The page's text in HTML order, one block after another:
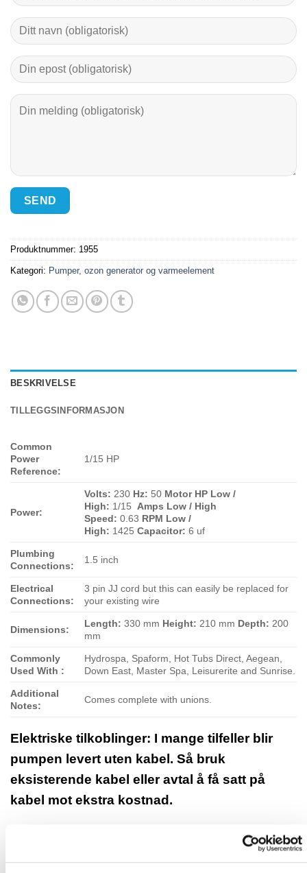
Produktnummer: 1955
Kategori: Pumper, ozon generator og varmeelement
BESKRIVELSE
TILLEGGSINFORMASJON
Common
Power
Reference:
1/15 HP
Power:
Volts: 230 Hz: 50 Motor HP Low /
High: 1/15
Amps Low / High
Speed:0.63 RPM Low /
High: 1425Capacitor:6 uf
Plumbing
Connections:
1.5 inch
Electrical
Connections:
3 pin JJ cord but this can easily be replaced for
your existing wire
Dimensions:
Length:330 mm Height: 210 mm Depth: 200
mm
Commonly
Used With :
Hydrospa, Spaform, Hot Tubs Direct, Aegean,
Down East, Master Spa, Leisurerite and Sunrise.
Additional
Notes:
Comes complete with unions.
Elektriske tilkoblinger: I mange tilfeller blir
pumpen levert uten kabel. Så bruk
eksisterende kabel eller avtal å få satt på
kabel mot ekstra kostnad.
RELATERTE PRODUKTER